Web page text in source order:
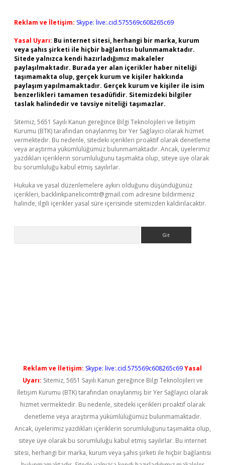
Reklam ve İletişim: Skype: live:.cid.575569c608265c69
Yasal Uyarı: Bu internet sitesi, herhangi bir marka, kurum
veya şahıs şirketi ile hiçbir bağlantısı bulunmamaktadır.
Sitede yalnızca kendi hazırladığımız makaleler
paylaşılmaktadır. Burada yer alan içerikler haber niteliği
taşımamakta olup, gerçek kurum ve kişiler hakkında
paylaşım yapılmamaktadır. Gerçek kurum ve kişiler ile isim
benzerlikleri tamamen tesadüfidir. Sitemizdeki bilgiler
taslak halindedir ve tavsiye niteliği taşımazlar.
Sitemiz, 5651 Sayılı Kanun gereğince Bilgi Teknolojileri ve İletişim
Kurumu (BTK) tarafından onaylanmış bir Yer Sağlayıcı olarak hizmet
vermektedir. Bu nedenle, sitedeki içerikleri proaktif olarak denetleme
veya araştırma yükümlülüğümüz bulunmamaktadır. Ancak, üyelerimiz
yazdıkları içeriklerin sorumluluğunu taşımakta olup, siteye üye olarak
bu sorumluluğu kabul etmiş sayılırlar.
Hukuka ve yasal düzenlemelere aykırı olduğunu düşündüğünüz
içerikleri, backlinkpanelicomtr@gmail.com adresine bildirmeniz
halinde, ilgili içerikler yasal süre içerisinde sitemizden kaldırılacaktır.
Reklam ve İletişim: Skype: live:.cid.575569c608265c69Yasal
Uyarı: Sitemiz, 5651 Sayılı Kanun gereğince Bilgi Teknolojileri ve
İletişim Kurumu (BTK) tarafından onaylanmış bir Yer Sağlayıcı olarak
hizmet vermektedir. Bu nedenle, sitedeki içerikleri proaktif olarak
denetleme veya araştırma yükümlülüğümüz bulunmamaktadır.
Ancak, üyelerimiz yazdıkları içeriklerin sorumluluğunu taşımakta olup,
siteye üye olarak bu sorumluluğu kabul etmiş sayılırlar. Bu internet
sitesi, herhangi bir marka, kurum veya şahıs şirketi ile hiçbir bağlantısı